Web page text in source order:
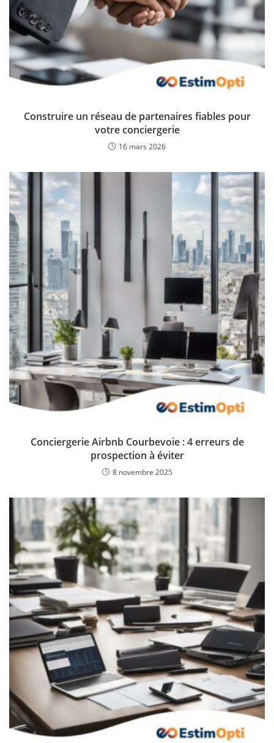
Construire un réseau de partenaires fiables pour
votre conciergerie
16 mars 2026
Conciergerie Airbnb Courbevoie : 4 erreurs de
prospection à éviter
8 novembre 2025